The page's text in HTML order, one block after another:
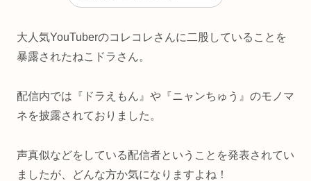
大人気YouTuberのコレコレさんに二股していることを
暴露されたねこドラさん。
配信内では『ドラえもん』や『ニャンちゅう』のモノマ
ネを披露されておりました。
声真似などをしている配信者ということを発表されてい
ましたが、どんな方か気になりますよね！